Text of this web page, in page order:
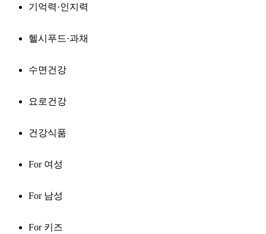
기억력·인지력
헬시푸드·과채
수면건강
요로건강
건강식품
For 여성
For 남성
For 키즈